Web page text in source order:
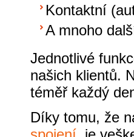
Kontaktní
A mnoho
Jednotlivé
našich klientů.
téměř každý
Díky tomu, že